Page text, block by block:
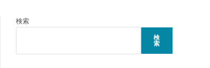
検索
検
索